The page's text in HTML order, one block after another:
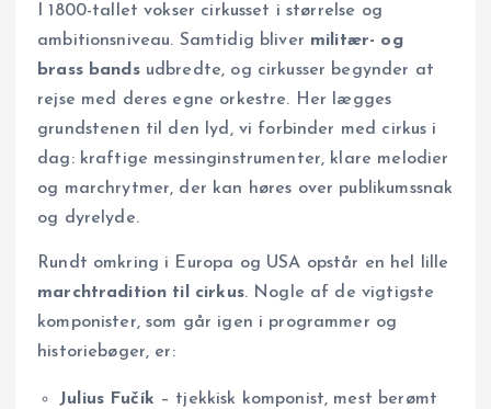
I 1800-tallet vokser cirkusset i størrelse og
ambitionsniveau. Samtidig bliver militær- og
brass bandsudbredte, og cirkusser begynder at
rejse med deres egne orkestre. Her lægges
grundstenen til den lyd, vi forbinder med cirkus i
dag: kraftige messinginstrumenter, klare melodier
og marchrytmer, der kan høres over publikumssnak
og dyrelyde.
Rundt omkring i Europa og USA opstår en hel lille
marchtradition til cirkus. Nogle af de vigtigste
komponister, som går igen i programmer og
historiebøger, er:
Julius Fučík – tjekkisk komponist, mest berømt